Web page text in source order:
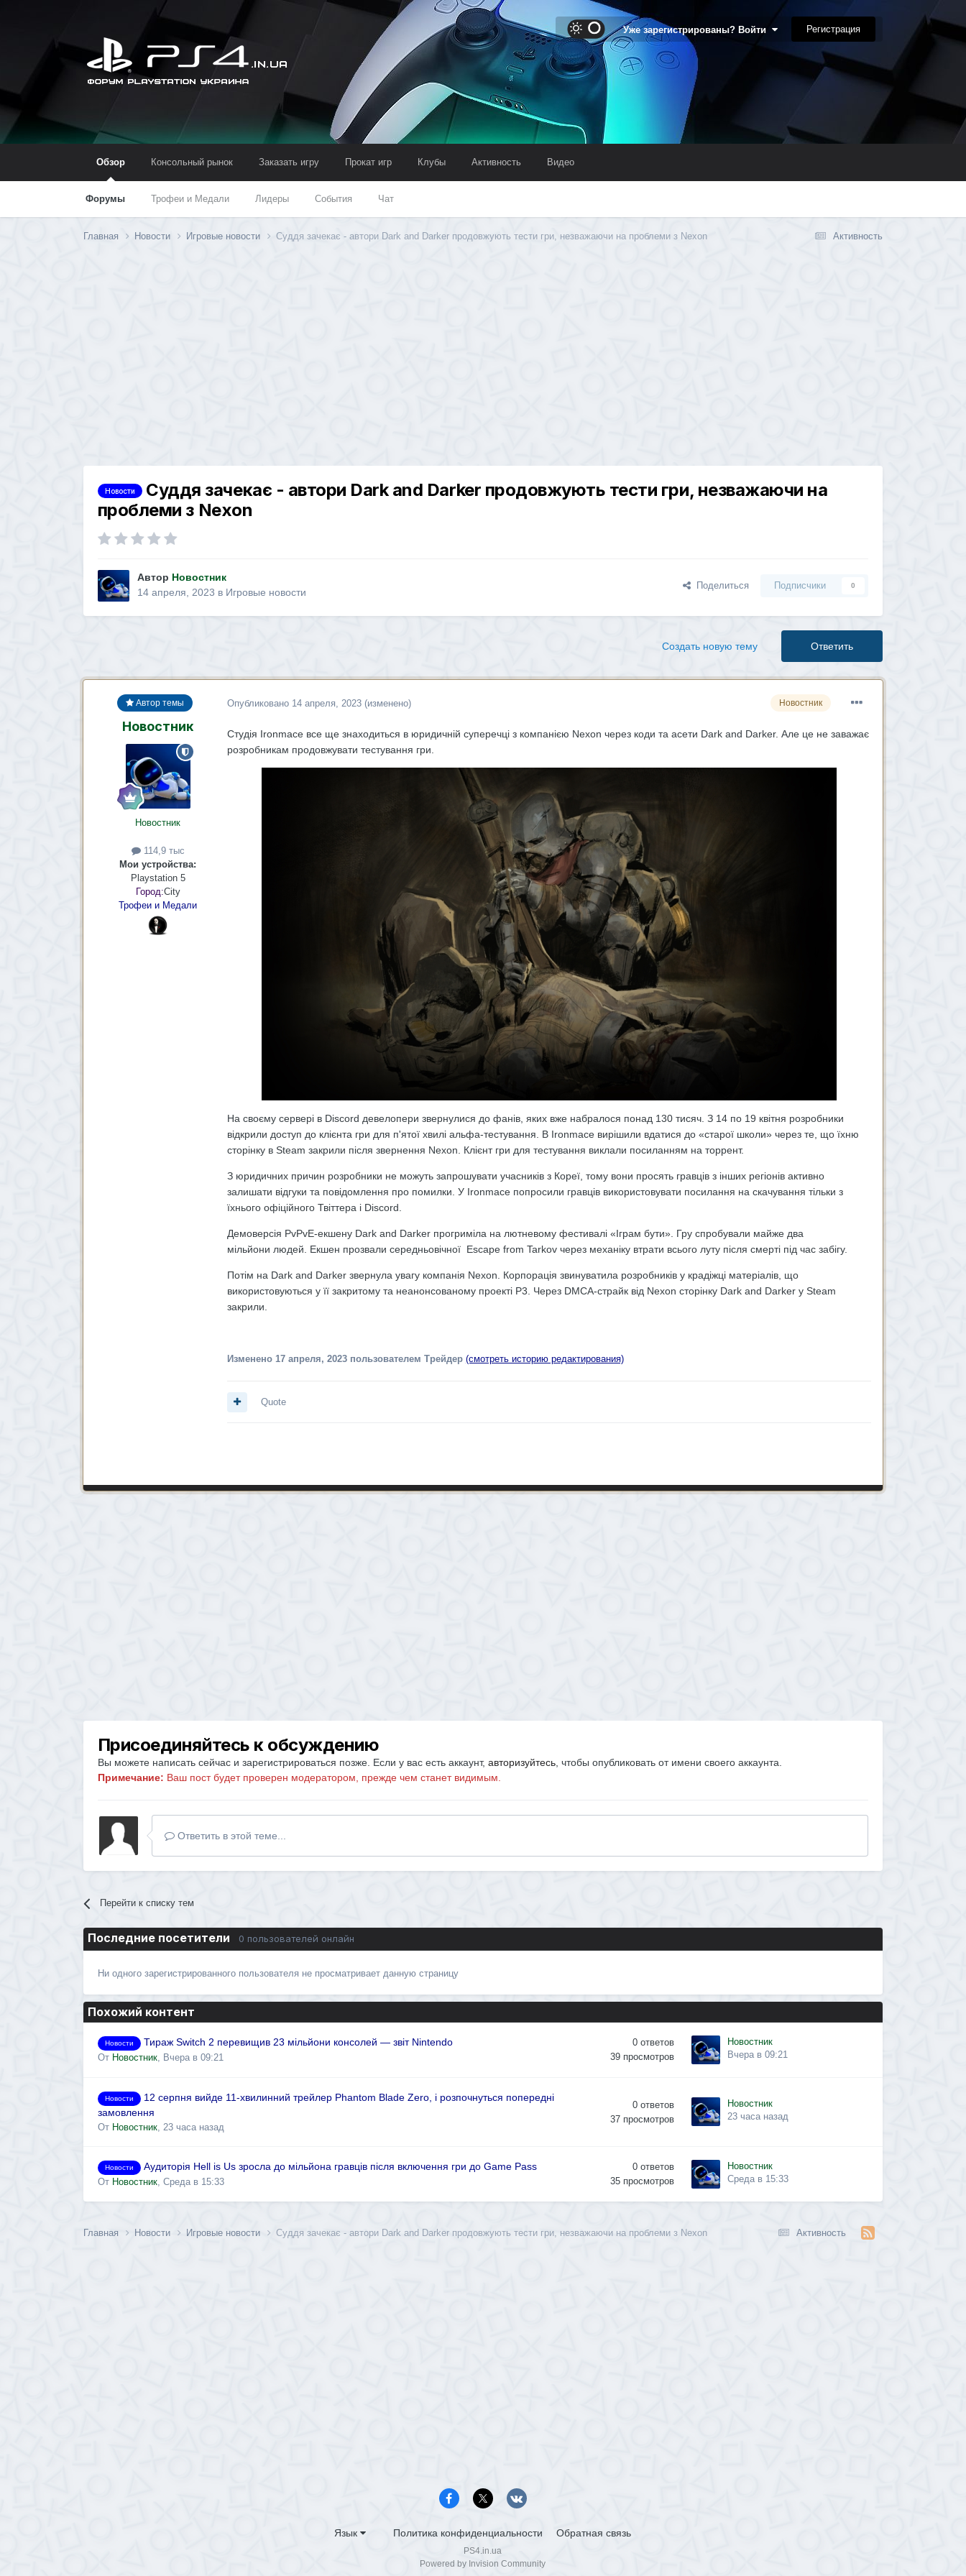
Уже зарегистрированы? Войти Регистрация
Обзор
Форумы Трофеи и Медали Лидеры События Чат
Консольный рынок Заказать игру Прокат игр Клубы Активность Видео
Активность
Главная Новости Игровые новости Суддя зачекає - автори Dark and Darker продовжують тести гри, незважаючи на проблеми з Nexon
Новости
Суддя зачекає - автори Dark and Darker продовжують тести гри, незважаючи на
проблеми з Nexon
Автор Новостник
14 апреля, 2023 в Игровые новости
Поделиться Подписчики 0
Ответить
Создать новую тему
Автор темы
Новостник
Новостник
114,9 тыс
Мои устройства:
Playstation 5
Город:City
Трофеи и Медали
Новостник
Опубликовано 14 апреля, 2023 (изменено)
Студія Ironmace все ще знаходиться в юридичній суперечці з компанією Nexon через коди та асети Dark and Darker. Але це не заважає
розробникам продовжувати тестування гри.
На своєму сервері в Discord девелопери звернулися до фанів, яких вже набралося понад 130 тисяч. З 14 по 19 квітня розробники
відкрили доступ до клієнта гри для п'ятої хвилі альфа-тестування. В Ironmace вирішили вдатися до «старої школи» через те, що їхню
сторінку в Steam закрили після звернення Nexon. Клієнт гри для тестування виклали посиланням на торрент.
З юридичних причин розробники не можуть запрошувати учасників з Кореї, тому вони просять гравців з інших регіонів активно
залишати відгуки та повідомлення про помилки. У Ironmace попросили гравців використовувати посилання на скачування тільки з
їхнього офіційного Твіттераі Discord.
Демоверсія PvPvE-екшену Dark and Darker прогримілана лютневому фестивалі «Іграм бути». Гру спробували майже два
мільйони людей. Екшен прозвали середньовічної Escape from Tarkov через механіку втрати всього луту після смерті під час забігу.
Потім на Dark and Darker звернула увагу компанія Nexon. Корпорація звинуватила розробників у крадіжці матеріалів, що
використовуються у її закритому та неанонсованому проекті P3. Через DMCA-страйк від Nexon сторінку Dark and Darker у Steam
закрили.
Изменено 17 апреля, 2023пользователем Трейдер (смотреть историю редактирования)
Quote
Присоединяйтесь к обсуждению
Вы можете написать сейчас и зарегистрироваться позже. Если у вас есть аккаунт, авторизуйтесь, чтобы опубликовать от имени своего аккаунта.
Примечание: Ваш пост будет проверен модератором, прежде чем станет видимым.
Ответить в этой теме...
Перейти к списку тем
Последние посетители 0 пользователей онлайн
Ни одного зарегистрированного пользователя не просматривает данную страницу
Похожий контент
Новости
Тираж Switch 2 перевищив 23 мільйони консолей — звіт Nintendo
От Новостник, Вчера в 09:21
0 ответов
39 просмотров
Новостник
Вчера в 09:21
Новости
12 серпня вийде 11-хвилинний трейлер Phantom Blade Zero, і розпочнуться попередні
замовлення
От Новостник, 23 часа назад
0 ответов
37 просмотров
Новостник
23 часа назад
Новости
Аудиторія Hell is Us зросла до мільйона гравців після включення гри до Game Pass
От Новостник, Среда в 15:33
0 ответов
35 просмотров
Новостник
Среда в 15:33
Активность
Главная Новости Игровые новости Суддя зачекає - автори Dark and Darker продовжують тести гри, незважаючи на проблеми з Nexon
Язык Политика конфиденциальности Обратная связь
PS4.in.ua
Powered by Invision Community